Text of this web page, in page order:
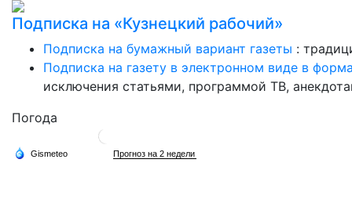
Подписка на «Кузнецкий рабочий»
Подписка на бумажный вариант газеты :
Подписка на газету в электронном виде в
исключения статьями, программой ТВ,
Погода